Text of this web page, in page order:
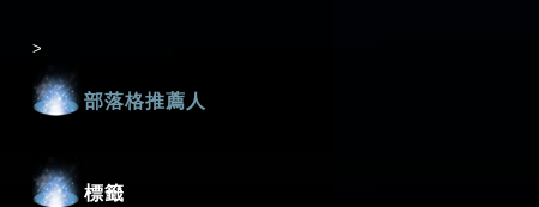
>
部落格推薦人
標籤